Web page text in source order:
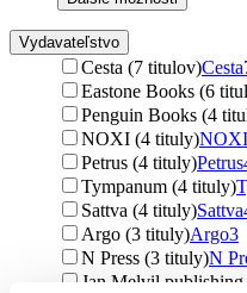
Vydavateľstvo
Cesta (7 titulov)Cesta
Eastone Books (6
Penguin Books (4
NOXI (4 tituly)NOXI
Petrus (4 tituly)Petrus
Tympanum (4 tituly)
Sattva (4 tituly)Sattva
Argo (3 tituly)Argo3
N Press (3 tituly)N
Jan Melvil